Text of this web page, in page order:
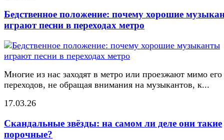
Бедственное положение: почему хорошие
играют песни в переходах метро
Многие из нас заходят в метро или проезжают мимо его
переходов, не обращая внимания на музыкантов, к...
17.03.26
Скандальные звёзды: на самом ли деле они такие
порочные?